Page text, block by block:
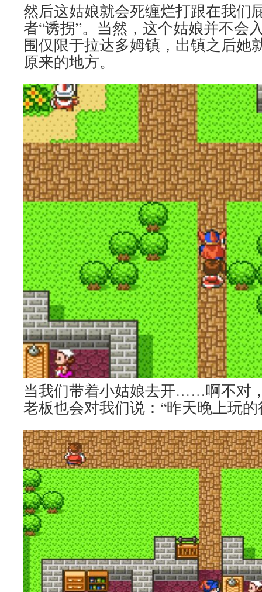
然后这姑娘就会死缠烂打跟在我们
者“诱拐”。当然，这个姑娘并不会
围仅限于拉达多姆镇，出镇之后她
原来的地方。
当我们带着小姑娘去开……啊不对
老板也会对我们说：“昨天晚上玩